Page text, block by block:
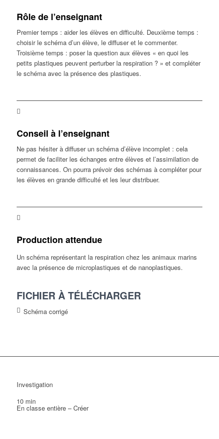
Rôle de l’enseignant
Premier temps : aider les élèves en difficulté. Deuxième temps :
choisir le schéma d’un élève, le diffuser et le commenter.
Troisième temps : poser la question aux élèves « en quoi les
petits plastiques peuvent perturber la respiration ? » et compléter
le schéma avec la présence des plastiques.
Conseil à l’enseignant
Ne pas hésiter à diffuser un schéma d’élève incomplet : cela
permet de faciliter les échanges entre élèves et l’assimilation de
connaissances. On pourra prévoir des schémas à compléter pour
les élèves en grande difficulté et les leur distribuer.
Production attendue
Un schéma représentant la respiration chez les animaux marins
avec la présence de microplastiques et de nanoplastiques.
FICHIER À TÉLÉCHARGER
Schéma corrigé
Investigation
10 min
En classe entière – Créer